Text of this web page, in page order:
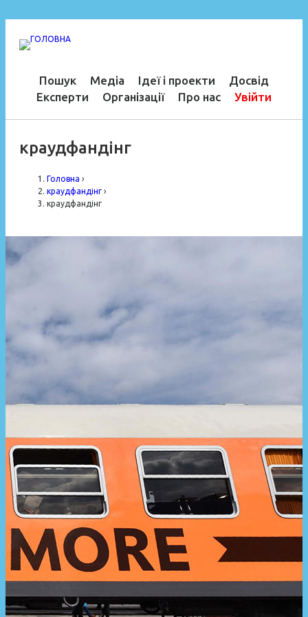
Пошук Медіа Ідеї і проекти
Досвід
Експерти
Організації Про нас Увійти
краудфандінг
Головна ›
краудфандінг ›
краудфандінг